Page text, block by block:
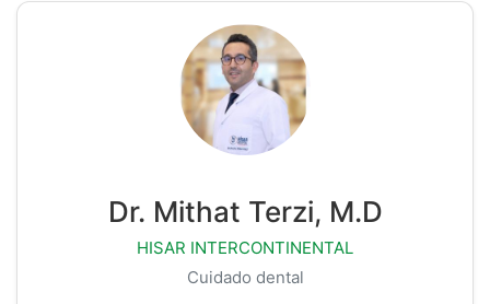
Dr. Mithat Terzi, M.D
HISAR INTERCONTINENTAL
Cuidado dental